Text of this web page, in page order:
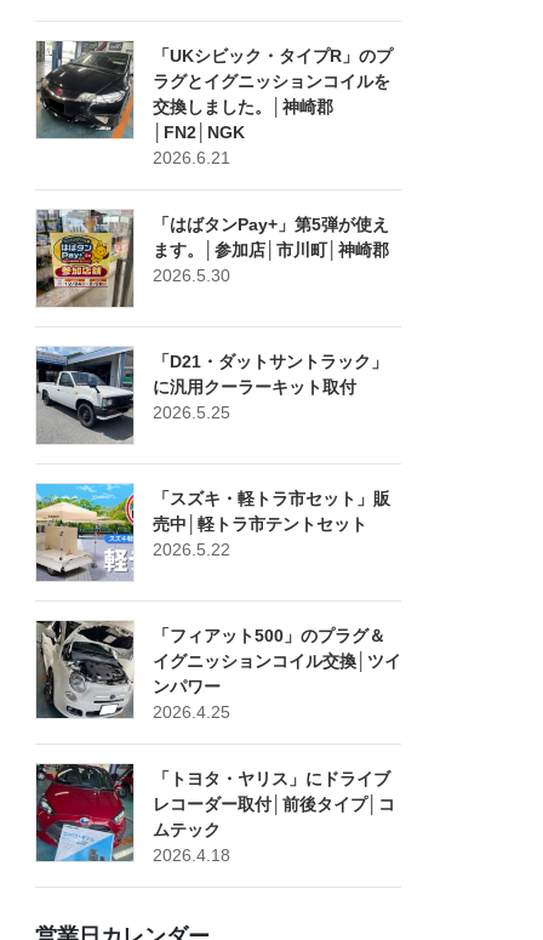
「UKシビック・タイプR」のプ
ラグとイグニッションコイルを
交換しました。│神崎郡
│FN2│NGK
2026.6.21
「はばタンPay+」第5弾が使え
ます。│参加店│市川町│神崎郡
2026.5.30
「D21・ダットサントラック」
に汎用クーラーキット取付
2026.5.25
「スズキ・軽トラ市セット」販
売中│軽トラ市テントセット
2026.5.22
「フィアット500」のプラグ＆
イグニッションコイル交換│ツイ
ンパワー
2026.4.25
「トヨタ・ヤリス」にドライブ
レコーダー取付│前後タイプ│コ
ムテック
2026.4.18